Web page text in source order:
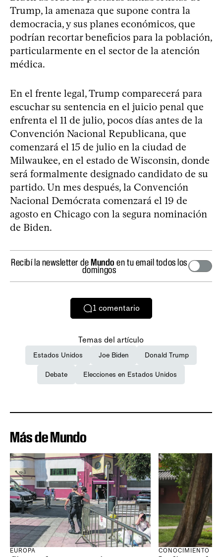
Trump, la amenaza que supone contra la
democracia, y sus planes económicos, que
podrían recortar beneficios para la población,
particularmente en el sector de la atención
médica.
En el frente legal, Trump comparecerá para
escuchar su sentencia en el juicio penal que
enfrenta el 11 de julio, pocos días antes de la
Convención Nacional Republicana, que
comenzará el 15 de julio en la ciudad de
Milwaukee, en el estado de Wisconsin, donde
será formalmente designado candidato de su
partido. Un mes después, la Convención
Nacional Demócrata comenzará el 19 de
agosto en Chicago con la segura nominación
de Biden.
Recibí la newsletter deMundo en tu email todos los
domingos
1 comentario
Temas del artículo
Estados Unidos Joe Biden Donald Trump
Debate Elecciones en Estados Unidos
Más de Mundo
EUROPA CONOCIMIENTO